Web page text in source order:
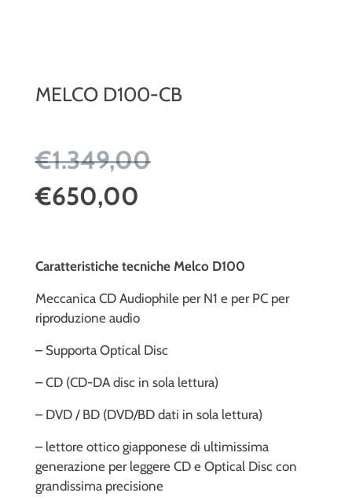
MELCO D100-CB
€1.349,00
€650,00
Caratteristiche tecniche Melco D100
Meccanica CD Audiophile per N1 e per PC per
riproduzione audio
– Supporta Optical Disc
– CD (CD-DA disc in sola lettura)
– DVD / BD (DVD/BD dati in sola lettura)
– lettore ottico giapponese di ultimissima
generazione per leggere CD e Optical Disc con
grandissima precisione